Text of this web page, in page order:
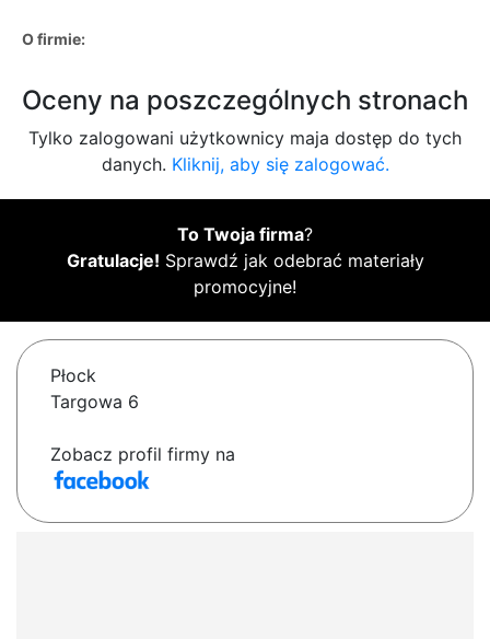
O firmie:
Oceny na poszczególnych stronach
Tylko zalogowani użytkownicy maja dostęp do tych
danych. Kliknij, aby się zalogować.
To Twoja firma?
Gratulacje! Sprawdź jak odebrać materiały
promocyjne!
Płock
Targowa 6
Zobacz profil firmy na